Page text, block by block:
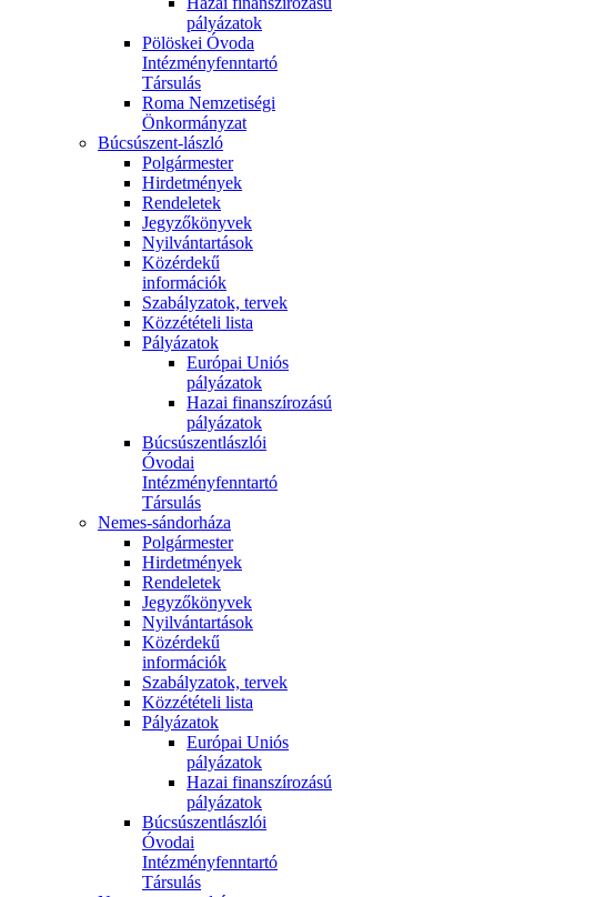
pályázatok
Pölöskei Óvoda
Intézményfenntartó
Társulás
Roma Nemzetiségi
Önkormányzat
Búcsúszent-lászló
Polgármester
Hirdetmények
Rendeletek
Jegyzőkönyvek
Nyilvántartások
Közérdekű
információk
Szabályzatok, tervek
Közzétételi lista
Pályázatok
Európai Uniós
pályázatok
Hazai finanszírozású
pályázatok
Búcsúszentlászlói
Óvodai
Intézményfenntartó
Társulás
Nemes-sándorháza
Polgármester
Hirdetmények
Rendeletek
Jegyzőkönyvek
Nyilvántartások
Közérdekű
információk
Szabályzatok, tervek
Közzétételi lista
Pályázatok
Európai Uniós
pályázatok
Hazai finanszírozású
pályázatok
Búcsúszentlászlói
Óvodai
Intézményfenntartó
Társulás